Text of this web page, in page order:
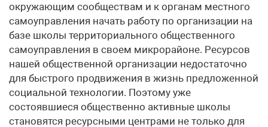
окружающим сообществам и к органам местного
самоуправления начать работу по организации на
базе школы территориального общественного
самоуправления в своем микрорайоне. Ресурсов
нашей общественной организации недостаточно
для быстрого продвижения в жизнь предложенной
социальной технологии. Поэтому уже
состоявшиеся общественно активные школы
становятся ресурсными центрами не только для